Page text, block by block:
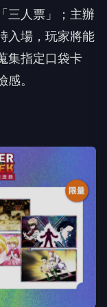
三人票」；主辦
入場，玩家將能
集指定口袋卡
。